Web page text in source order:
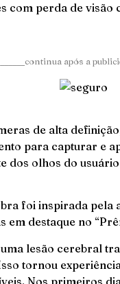
com perda de
______continua após a
de alta
para capturar e
dos olhos do
foi inspirada
em destaque no
lesão cerebral
tornou
Nos primeiros